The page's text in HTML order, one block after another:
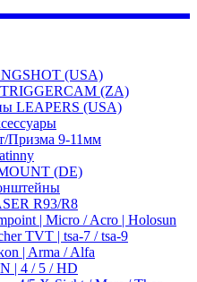
(USA)
(ZA)
LEAPERS (USA)
Призма 9-11мм
(DE)
R93/R8
| Micro / Acro | Holosun
TVT | tsa-7 / tsa-9
| Arma / Alfa
| 4 / 5 / HD